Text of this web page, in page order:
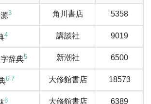
3 角川書店 5358
4 講談社 9019
辞典5 新潮社 6500
6 7 大修館書店 18573
8 大修館書店 6389